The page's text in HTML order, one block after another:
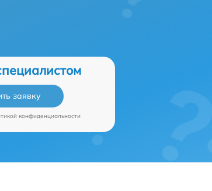
заявку
конфиденциальности